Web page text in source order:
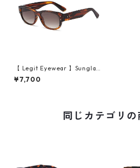
【 Legit Eyewear 】Sunglas
ses Gosanjō (Demi/Gradien
t Brown)
¥7,700
同じカテゴリの